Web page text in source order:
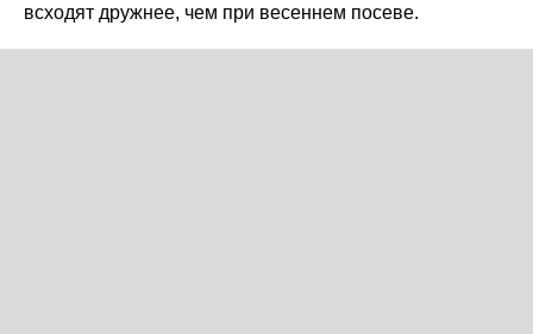
всходят дружнее, чем при весеннем посеве.